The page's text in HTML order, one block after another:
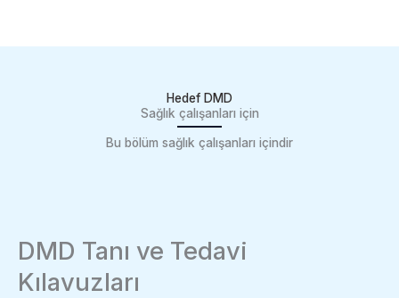
Hedef DMD
Sağlık çalışanları için
Bu bölüm sağlık çalışanları içindir
DMD Tanı ve Tedavi
Kılavuzları